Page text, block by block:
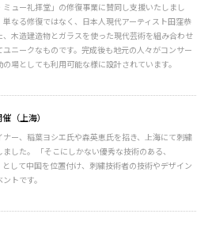
ュー礼拝堂」の修復事業に賛同し支援いたしまし
なる修復ではなく、日本人現代アーティスト田窪恭
木造建造物とガラスを使った現代芸術を組み合わせ
ニークなものです。完成後も地元の人々がコンサー
場としても利用可能な様に設計されています。
（上海）
ー、稲葉ヨシエ氏や森英恵氏を招き、上海にて刺繍
した。 「そこにしかない優秀な技術のある、
して中国を位置付け、刺繍技術者の技術やデザイン
トです。